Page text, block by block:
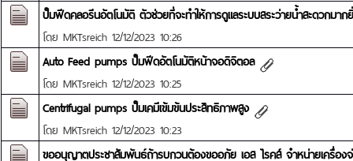
ปั๊มฟีดคลอรีนอัตโนมัติ ตัวช่วยที่จะทำให้การดูแลระบบสระว่ายน้ำสะดวกมาก
โดย MKTsreich 12/12/2023 10:26
Auto Feed pumps ปั๊มฟีดอัตโนมัติหน้าจอดิจิตอล
โดย MKTsreich 12/12/2023 10:25
Centrifugal pumps ปั๊มเคมีเข้มข้นประสิทธิภาพสูง
โดย MKTsreich 12/12/2023 10:23
ขออนุญาตประชาสัมพันธ์ถ้ารบกวนต้องขออภัย เอส ไรคส์ จำหน่ายเครื่องจ่